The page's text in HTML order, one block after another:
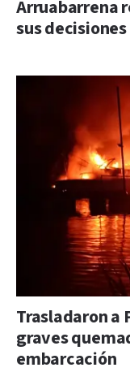
Arruabarrena
sus
Trasladaron a
graves
embarcación